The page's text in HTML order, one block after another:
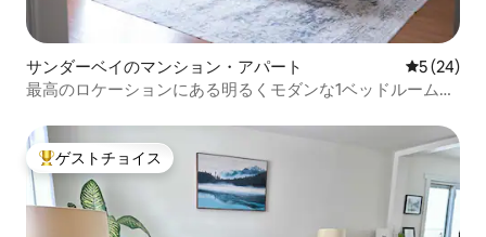
サンダーベイのマンション・アパート レビュー
5 (24)
最高のロケーションにある明るくモダンな1ベッドルームス
大好評のゲストチョイスです。
ゲストチョイス